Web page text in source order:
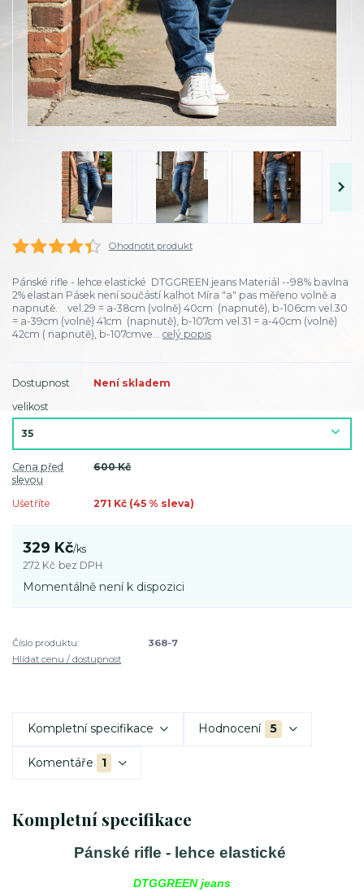
Ohodnotit produkt
Pánské rifle - lehce elastické DTGGREEN jeans Materiál --98% bavlna
2% elastan Pásek není součástí kalhot Míra "a" pas měřeno volně a
napnutě. vel.29 = a-38cm (volně) 40cm (napnutě), b-106cm vel.30
= a-39cm (volně) 41cm (napnutě), b-107cm vel.31 = a-40cm (volně)
42cm ( napnutě), b-107cmve... celý popis
Dostupnost
Není skladem
velikost
Cena před
slevou
600 Kč
Ušetříte 271 Kč (45 % sleva)
329 Kč/ks
272 Kč bez DPH
Momentálně není k dispozici
Číslo produktu:
368-7
Hlídat cenu / dostupnost
Kompletní specifikace Hodnocení 5
Komentáře 1
Kompletní specifikace
Pánské rifle - lehce elastické
DTGGREEN jeans